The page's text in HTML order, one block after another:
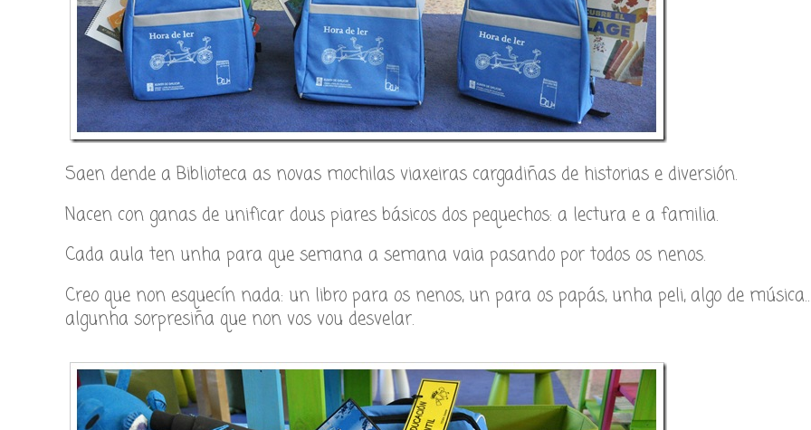
Saen dende a Biblioteca as novas mochilas viaxeiras cargadiñas de historias e diversión.
Nacen con ganas de unificar dous piares básicos dos pequechos: a lectura e a familia.
Cada aula ten unha para que semana a semana vaia pasando por todos os nenos.
Creo que non esquecín nada: un libro para os nenos, un para os papás, unha peli, algo de
algunha sorpresiña que non vos vou desvelar.